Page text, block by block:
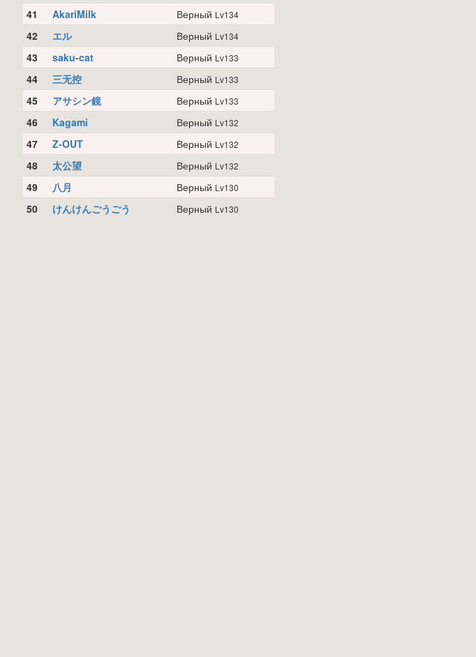
41 AkariMilk Верный Lv134
42 エル Верный Lv134
43 saku-cat Верный Lv133
44 三无控 Верный Lv133
45 アサシン鏡 Верный Lv133
46 Kagami Верный Lv132
47 Z-OUT Верный Lv132
48 太公望 Верный Lv132
49 八月 Верный Lv130
50 けんけんごうごう Верный Lv130